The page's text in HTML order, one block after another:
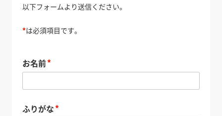
以下フォームより送信ください。
*は必須項目です。
お名前
ふりがな